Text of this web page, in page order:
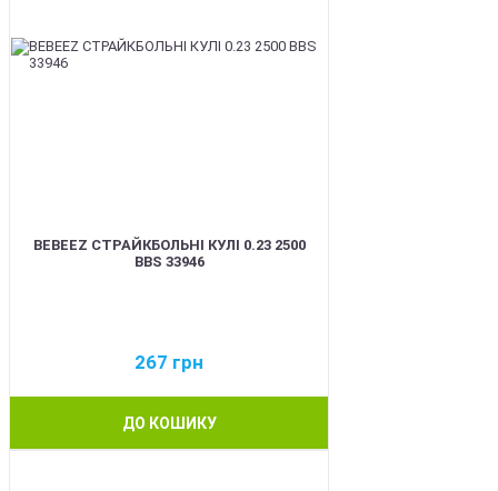
BEBEEZ СТРАЙКБОЛЬНІ КУЛІ 0.23 2500
BBS 33946
267 грн
ДО КОШИКУ